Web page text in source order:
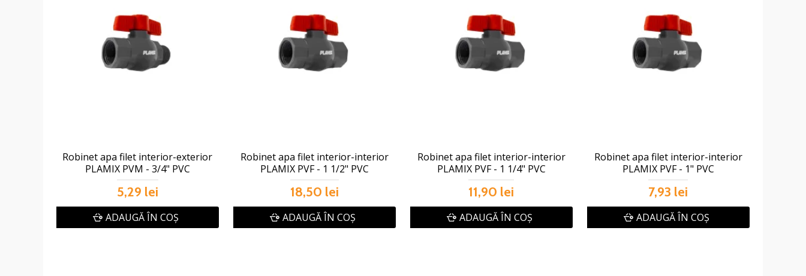
Robinet apa filet interior-exterior
PLAMIX PVM - 3/4" PVC
5,29 lei
ADAUGĂ ÎN COŞ
Robinet apa filet interior-interior
PLAMIX PVF - 1 1/2" PVC
18,50 lei
ADAUGĂ ÎN COŞ
Robinet apa filet interior-interior
PLAMIX PVF - 1 1/4" PVC
11,90 lei
ADAUGĂ ÎN COŞ
Robinet apa filet interior-interior
PLAMIX PVF - 1" PVC
7,93 lei
ADAUGĂ ÎN COŞ